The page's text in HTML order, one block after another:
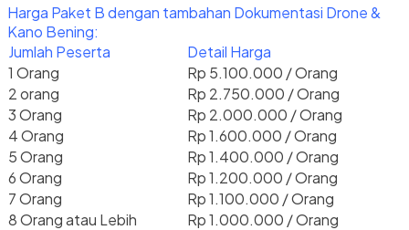
Harga Paket B dengan tambahan Dokumentasi Drone &
Kano Bening:
Jumlah Peserta
Detail Harga
1 Orang
Rp 5.100.000 / Orang
2 orang
Rp 2.750.000 / Orang
3 Orang
Rp 2.000.000 / Orang
4 Orang
Rp 1.600.000 / Orang
5 Orang
Rp 1.400.000 / Orang
6 Orang
Rp 1.200.000 / Orang
7 Orang
Rp 1.100.000 / Orang
8 Orang atau Lebih
Rp 1.000.000 / Orang